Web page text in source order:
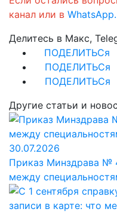
канал или в WhatsApp.
Делитесь в Макс,
ПОДЕЛИТЬСя
ПОДЕЛИТЬСя
ПОДЕЛИТЬСя
Другие статьи и
30.07.2026
Приказ Минздрава №
между